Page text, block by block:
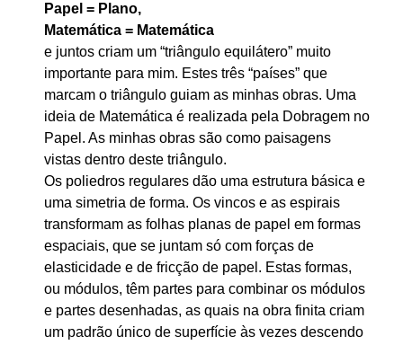
Papel = Plano,
Matemática = Matemática
e juntos criam um “triângulo equilátero” muito
importante para mim. Estes três “países” que
marcam o triângulo guiam as minhas obras. Uma
ideia de Matemática é realizada pela Dobragem no
Papel. As minhas obras são como paisagens
vistas dentro deste triângulo.
Os poliedros regulares dão uma estrutura básica e
uma simetria de forma. Os vincos e as espirais
transformam as folhas planas de papel em formas
espaciais, que se juntam só com forças de
elasticidade e de fricção de papel. Estas formas,
ou módulos, têm partes para combinar os módulos
e partes desenhadas, as quais na obra finita criam
um padrão único de superfície às vezes descendo